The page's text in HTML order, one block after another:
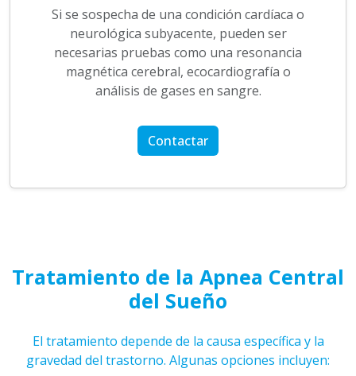
Si se sospecha de una condición cardíaca o
neurológica subyacente, pueden ser
necesarias pruebas como una resonancia
magnética cerebral, ecocardiografía o
análisis de gases en sangre.
Contactar
Tratamiento de la Apnea Central
del Sueño
El tratamiento depende de la causa específica y la
gravedad del trastorno. Algunas opciones incluyen: